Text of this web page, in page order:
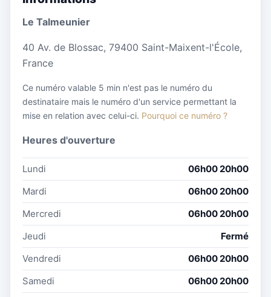
Le Talmeunier
40 Av. de Blossac, 79400 Saint-Maixent-l'École,
France
Ce numéro valable 5 min n'est pas le numéro du
destinataire mais le numéro d'un service permettant la
mise en relation avec celui-ci. Pourquoi ce numéro ?
Heures d'ouverture
Lundi
06h00 20h00
Mardi
06h00 20h00
Mercredi
06h00 20h00
Jeudi
Fermé
Vendredi
06h00 20h00
Samedi
06h00 20h00